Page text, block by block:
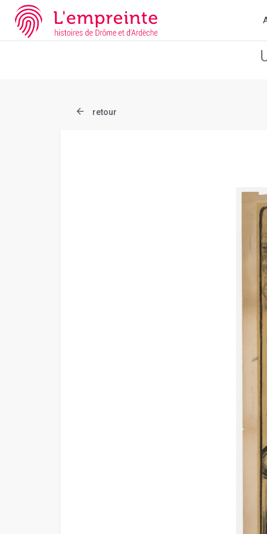
Array ( [slug] => document [ref] => AD026_1Num_00984_011 )
retour